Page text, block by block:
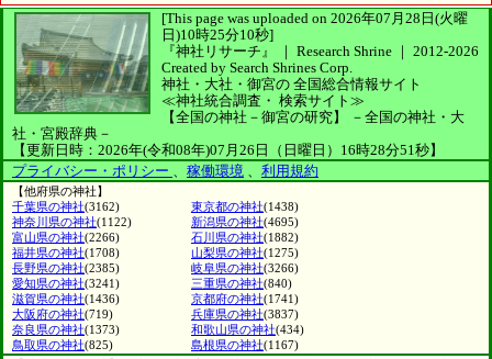
[This page was uploaded on 2026年07月28日(火曜
日)10時25分10秒]
『神社リサーチ』 ｜ Research Shrine ｜ 2012-2026
Created by Search Shrines Corp.
神社・大社・御宮の 全国総合情報サイト
≪神社統合調査・ 検索サイト≫
【全国の神社－御宮の研究】
－全国の神社・大
社・宮殿辞典－
【更新日時：2026年(令和08年)07月26日（日曜日）16時28分51秒】
プライバシー・ポリシー 、 稼働環境 、 利用規約
【他府県の神社】
千葉県の神社(3162) 東京都の神社(1438)
神奈川県の神社(1122) 新潟県の神社(4695)
富山県の神社(2266) 石川県の神社(1882)
福井県の神社(1708) 山梨県の神社(1275)
長野県の神社(2385) 岐阜県の神社(3266)
愛知県の神社(3241) 三重県の神社(840)
滋賀県の神社(1436) 京都府の神社(1741)
大阪府の神社(719) 兵庫県の神社(3837)
奈良県の神社(1373) 和歌山県の神社(434)
鳥取県の神社(825) 島根県の神社(1167)